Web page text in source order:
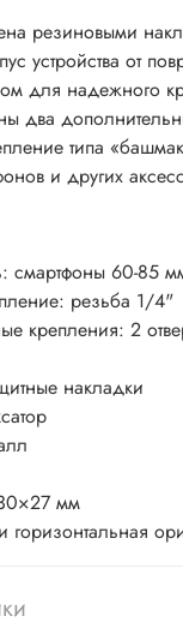
резиновыми
устройства от
для надежного
два
типа
и других
смартфоны 60-85
резьба 1/4"
крепления: 2
накладки
мм
горизонтальная